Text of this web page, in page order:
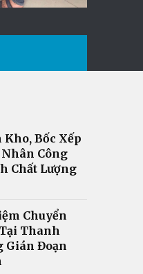
Kho, Bốc Xếp
Công
Chất Lượng
Chuyển
Thanh
Gián Đoạn